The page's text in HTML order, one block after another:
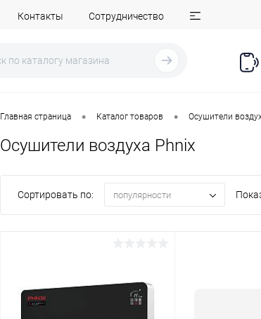
Контакты Сотрудничество
Главная страница • Каталог товаров • Осушители
Осушители воздуха Phnix
Сортировать по: популярности